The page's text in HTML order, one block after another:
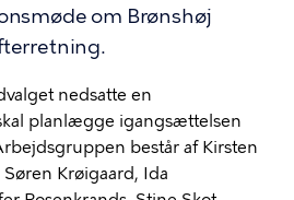
om Brønshøj
nedsatte en
planlægge igangsættelsen
består af Kirsten
Krøigaard, Ida